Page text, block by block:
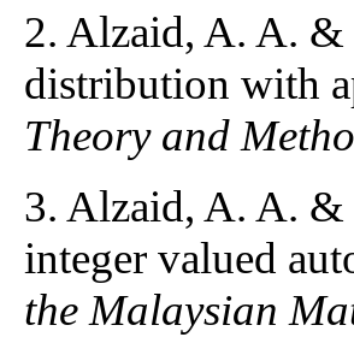
2. Alzaid, A. A.
distribution with
Theory and
3. Alzaid, A. A. &
integer valued
the Malaysian